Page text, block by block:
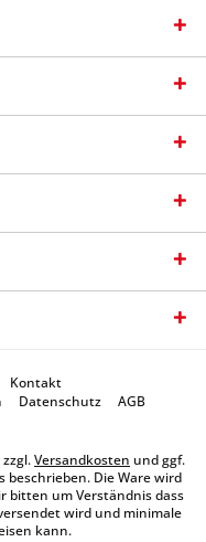
Kontakt
Datenschutz
AGB
Versandkosten und ggf.
Die Ware wird
bitten um Verständnis dass
wird und minimale
kann.